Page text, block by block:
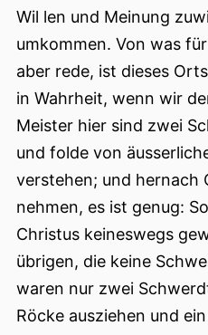
Wil len und Meinung
umkommen. Von was
aber rede, ist dieses
in Wahrheit, wenn wir
Meister hier sind zwei
und folde von
verstehen; und hernach
nehmen, es ist genug:
Christus keineswegs
übrigen, die keine
waren nur zwei
Röcke ausziehen und